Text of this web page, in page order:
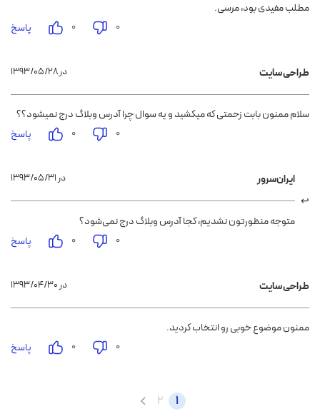
مطلب مفیدی بود، مرسی.
۰
۰ پاسخ
طراحی سایت ۱۳۹۳/۰۵/۲۸ در
سلام ممنون بابت زحمتی که میکشید و یه سوال چرا آدرس وبلاگ درج نمیشود؟؟
۰
۰ پاسخ
ایران‌سرور ۱۳۹۳/۰۵/۳۱ در
متوجه منظورتون نشدیم، کجا آدرس وبلاگ درج نمی‌شود؟
۰
۰ پاسخ
طراحی سایت ۱۳۹۳/۰۴/۳۰ در
ممنون موضوع خوبی رو انتخاب کردید.
۰
۰ پاسخ
1
2